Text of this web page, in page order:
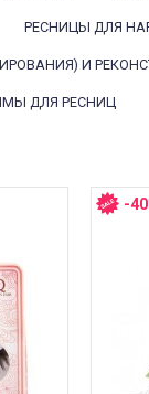
РЕСНИЦЫ ДЛЯ
И
ДЛЯ РЕСНИЦ
-